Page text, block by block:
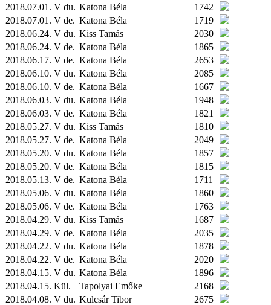
2018.07.01. V du. Katona Béla
1742
2018.07.01. V de. Katona Béla
1719
2018.06.24. V du. Kiss Tamás
2030
2018.06.24. V de. Katona Béla
1865
2018.06.17. V de. Katona Béla
2653
2018.06.10. V du. Katona Béla
2085
2018.06.10. V de. Katona Béla
1667
2018.06.03. V du. Katona Béla
1948
2018.06.03. V de. Katona Béla
1821
2018.05.27. V du. Kiss Tamás
1810
2018.05.27. V de. Katona Béla
2049
2018.05.20. V du. Katona Béla
1857
2018.05.20. V de. Katona Béla
1815
2018.05.13. V de. Katona Béla
1711
2018.05.06. V du. Katona Béla
1860
2018.05.06. V de. Katona Béla
1763
2018.04.29. V du. Kiss Tamás
1687
2018.04.29. V de. Katona Béla
2035
2018.04.22. V du. Katona Béla
1878
2018.04.22. V de. Katona Béla
2020
2018.04.15. V du. Katona Béla
1896
2018.04.15. Kül. Tapolyai Emőke
2168
2018.04.08. V du. Kulcsár Tibor
2675